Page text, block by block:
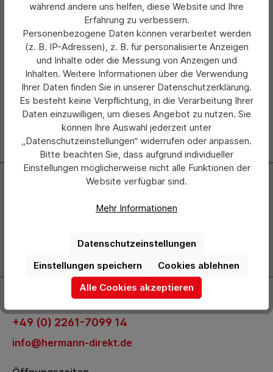
und Nylonband mit aufgenähter Polyurethan-
Kunststofffläche für die Bedrucku…Mehr
Bewertungen
Hersteller
Newsletter
Abonnieren Sie jetzt einfach unseren regelmäßig
+49 (0) 2261-7099 14
info@hermann-direkt.de
während andere uns helfen, diese Website und Ihre
Erfahrung zu verbessern.
Personenbezogene Daten können verarbeitet werden
(z. B. IP-Adressen), z. B. für personalisierte Anzeigen
und Inhalte oder die Messung von Anzeigen und
Inhalten. Weitere Informationen über die Verwendung
Ihrer Daten finden Sie in unserer Datenschutzerklärung.
Es besteht keine Verpflichtung, in die Verarbeitung Ihrer
Daten einzuwilligen, um dieses Angebot zu nutzen. Sie
können Ihre Auswahl jederzeit unter
„Datenschutzeinstellungen“ widerrufen oder anpassen.
Bitte beachten Sie, dass aufgrund individueller
Einstellungen möglicherweise nicht alle Funktionen der
Website verfügbar sind.
Mehr Informationen
Datenschutzeinstellungen
Cookies ablehnen
Einstellungen speichern
Alle Cookies akzeptieren